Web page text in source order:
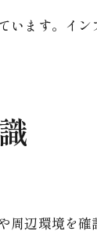
います。イン
周辺環境を